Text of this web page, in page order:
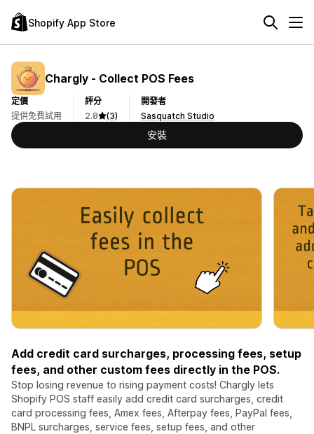
Shopify App Store
Chargly ‑ Collect POS Fees
定價
提供免費試用
評分
2.8
(3)
開發者
Sasquatch Studio
安裝
Add credit card surcharges, processing fees, setup
fees, and other custom fees directly in the POS.
Stop losing revenue to rising payment costs! Chargly lets
Shopify POS staff easily add credit card surcharges, credit
card processing fees, Amex fees, Afterpay fees, PayPal fees,
BNPL surcharges, service fees, setup fees, and other